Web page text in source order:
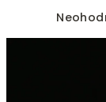
Průměrné